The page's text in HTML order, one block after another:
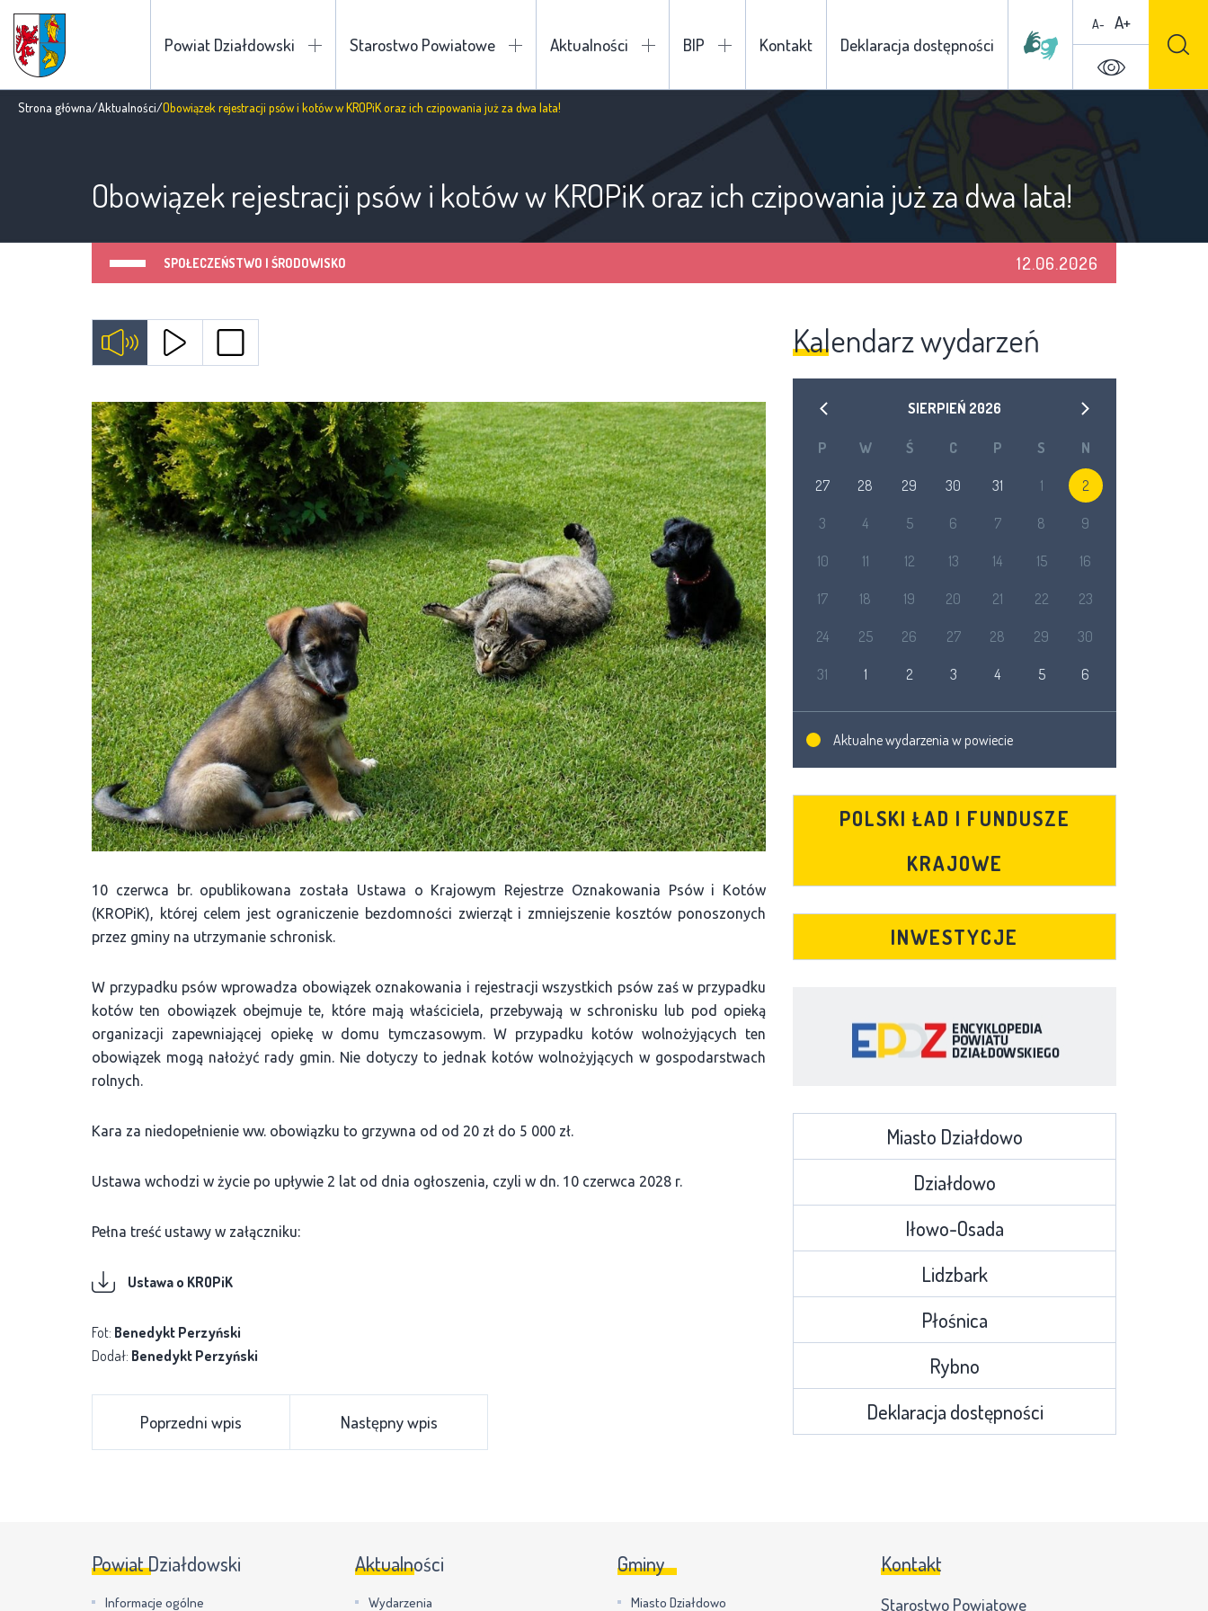
Powiat Działdowski Starostwo Powiatowe Aktualności BIP Kontakt Deklaracja dostępności
A- A+
Strona główna/Aktualności/Obowiązek rejestracji psów i kotów w KROPiK oraz ich czipowania już za dwa lata!
Obowiązek rejestracji psów i kotów w KROPiK oraz ich czipowania już za dwa lata!
SPOŁECZEŃSTWO I ŚRODOWISKO 12.06.2026
10 czerwca br. opublikowana została Ustawa o Krajowym Rejestrze Oznakowania Psów i Kotów
(KROPiK), której celem jest ograniczenie bezdomności zwierząt i zmniejszenie kosztów ponoszonych
przez gminy na utrzymanie schronisk.
W przypadku psów wprowadza obowiązek oznakowania i rejestracji wszystkich psów zaś w przypadku
kotów ten obowiązek obejmuje te, które mają właściciela, przebywają w schronisku lub pod opieką
organizacji zapewniającej opiekę w domu tymczasowym. W przypadku kotów wolnożyjących ten
obowiązek mogą nałożyć rady gmin. Nie dotyczy to jednak kotów wolnożyjących w gospodarstwach
rolnych.
Kara za niedopełnienie ww. obowiązku to grzywna od od 20 zł do 5 000 zł.
Ustawa wchodzi w życie po upływie 2 lat od dnia ogłoszenia, czyli w dn. 10 czerwca 2028 r.
Pełna treść ustawy w załączniku:
Ustawa o KROPiK
Fot: Benedykt Perzyński
Dodał: Benedykt Perzyński
Poprzedni wpis Następny wpis
Kalendarz wydarzeń
SIERPIEŃ 2026
P W Ś C P S N
27 28 29 30 31 1 2
3 4 5 6 7 8 9
10 11 12 13 14 15 16
17 18 19 20 21 22 23
24 25 26 27 28 29 30
31 1 2 3 4 5 6
Aktualne wydarzenia w powiecie
POLSKI ŁAD I FUNDUSZE
KRAJOWE
INWESTYCJE
Miasto Działdowo
Działdowo
Iłowo-Osada
Lidzbark
Płośnica
Rybno
Deklaracja dostępności
Powiat Działdowski
Informacje ogólne
Aktualności
Wydarzenia
Gminy
Miasto Działdowo
Kontakt
Starostwo Powiatowe